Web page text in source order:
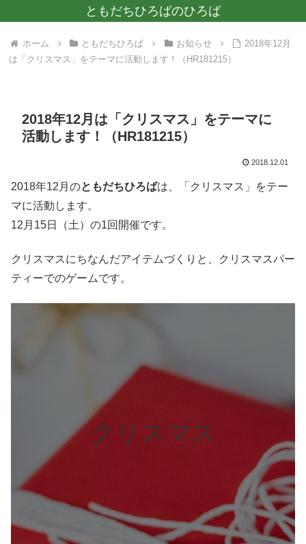
ともだちひろばのひろば
ホーム ともだちひろば お知らせ
2018年12月
は「クリスマス」をテーマに活動します！（HR181215）
2018年12月は「クリスマス」をテーマに
活動します！（HR181215）
2018.12.01
2018年12月のともだちひろばは、「クリスマス」をテー
マに活動します。
12月15日（土）の1回開催です。
クリスマスにちなんだアイテムづくりと、クリスマスパー
ティーでのゲームです。
クリスマス